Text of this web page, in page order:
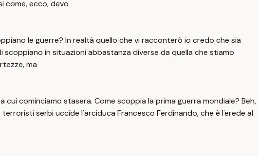
come, ecco, devo
le guerre? In realtà quello che vi racconterò io credo che sia
in situazioni abbastanza diverse da quella che stiamo
ma
cominciamo stasera. Come scoppia la prima guerra mondiale? Beh,
serbi uccide l'arciduca Francesco Ferdinando, che è l'erede al